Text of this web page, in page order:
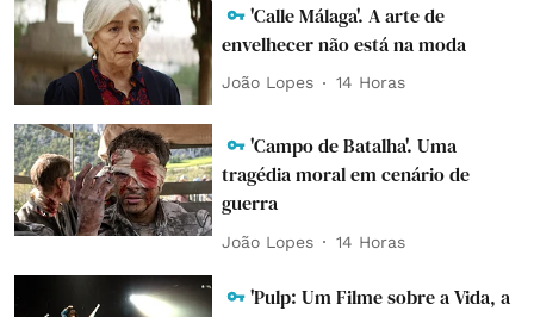
'Calle Málaga'. A arte de
envelhecer não está na moda
João Lopes 14 Horas
'Campo de Batalha'. Uma
tragédia moral em cenário de
guerra
João Lopes 14 Horas
'Pulp: Um Filme sobre a Vida, a